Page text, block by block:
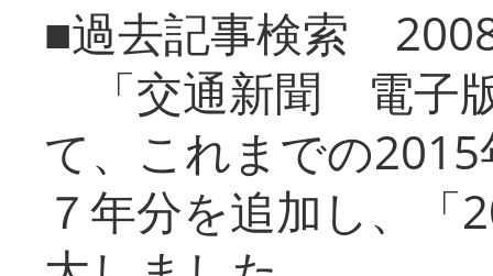
■過去記事検索
「交通新聞 電子
て、これまでの
７年分を追加し、「